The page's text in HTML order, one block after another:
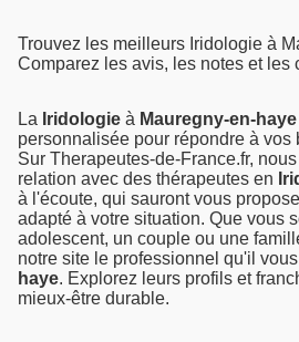
Trouvez les meilleurs Iridologie à
Comparez les avis, les notes et les
La Iridologie à Mauregny-en-haye
personnalisée pour répondre à vos
Sur Therapeutes-de-France.fr,
relation avec des thérapeutes en
à l'écoute, qui sauront vous
adapté à votre situation. Que vous
adolescent, un couple ou une
notre site le professionnel qu'il
haye. Explorez leurs profils et
mieux-être durable.